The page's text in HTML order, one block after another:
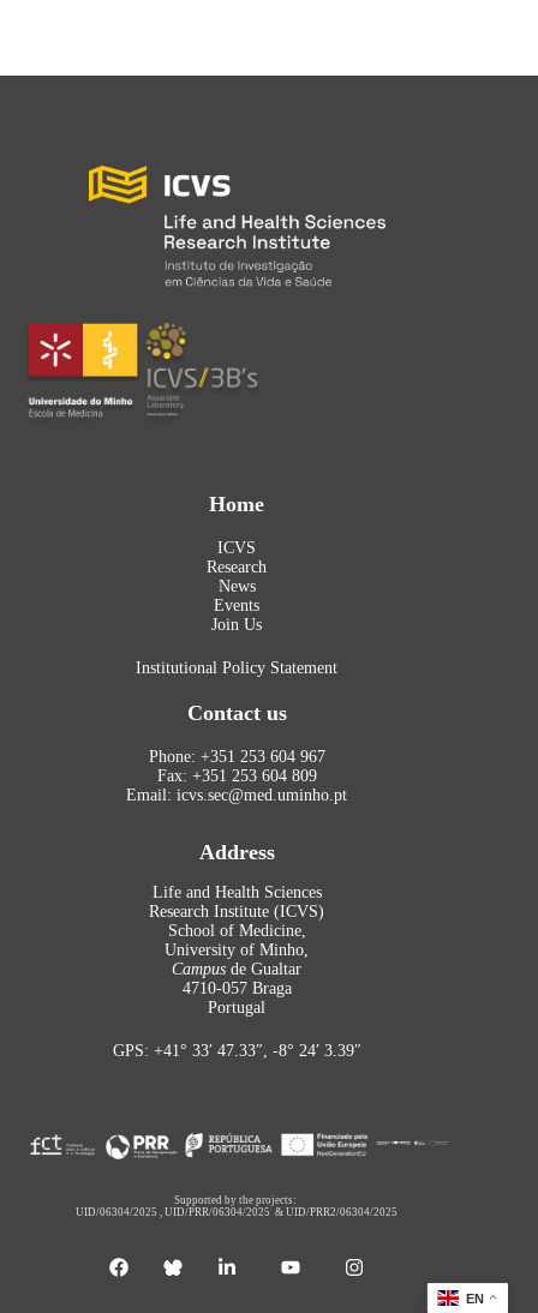
Home
ICVS
Research
News
Events
Join Us
Institutional Policy Statement
Contact us
Phone: +351 253 604 967
Fax: +351 253 604 809
Email: icvs.sec@med.uminho.pt
Address
Life and Health Sciences
Research Institute (ICVS)
School of Medicine,
University of Minho,
Campus de Gualtar
4710-057 Braga
Portugal
GPS: +41° 33′ 47.33″, -8° 24′ 3.39″
Supported by the projects:
UID/06304/2025 ,UID/PRR/06304/2025 &UID/PRR2/06304/2025
EN